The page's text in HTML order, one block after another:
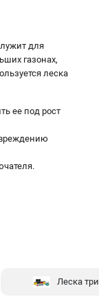
Леска
для
газонах,
леска
ее под рост